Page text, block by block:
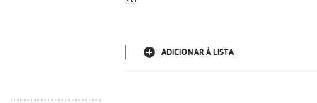
ADICIONAR À LISTA